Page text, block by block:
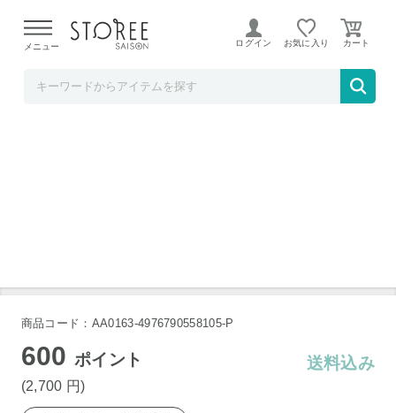
よる配送遅延が発生しております。
メニュー ログイン お気に入り
シンク下 スペースラック 2段
商品コード：AA0163-4976790558105-P
600ポイント
(2,700 円)
送料込み